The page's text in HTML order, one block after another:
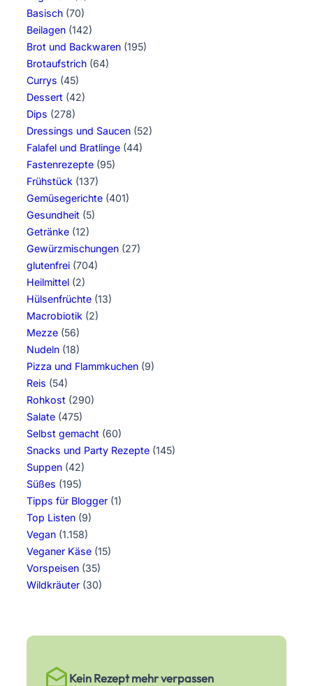
Basisch (70)
Beilagen (142)
Brot und Backwaren (195)
Brotaufstrich (64)
Currys (45)
Dessert (42)
Dips (278)
Dressings und Saucen (52)
Falafel und Bratlinge (44)
Fastenrezepte (95)
Frühstück (137)
Gemüsegerichte (401)
Gesundheit (5)
Getränke (12)
Gewürzmischungen (27)
glutenfrei (704)
Heilmittel (2)
Hülsenfrüchte (13)
Macrobiotik (2)
Mezze (56)
Nudeln (18)
Pizza und Flammkuchen (9)
Reis (54)
Rohkost (290)
Salate (475)
Selbst gemacht (60)
Snacks und Party Rezepte (145)
Suppen (42)
Süßes (195)
Tipps für Blogger (1)
Top Listen (9)
Vegan (1.158)
Veganer Käse (15)
Vorspeisen (35)
Wildkräuter (30)
Kein Rezept mehr verpassen